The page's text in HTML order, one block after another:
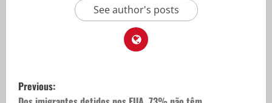
See author's posts
P
Previous: